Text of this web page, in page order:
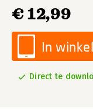
€ 12,99
In
Direct te